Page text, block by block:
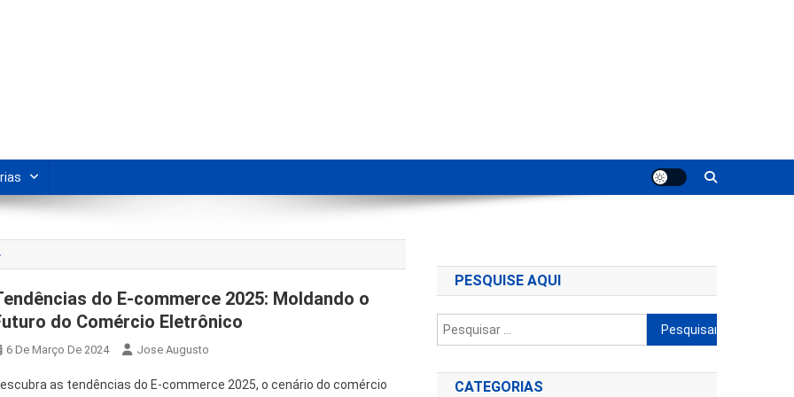
do E-commerce 2025: Moldando o
do Comércio Eletrônico
6 De Março De 2024 Jose Augusto
as tendências do E-commerce 2025, o cenário do comércio
PESQUISE AQUI
Pesquisar
por:
CATEGORIAS